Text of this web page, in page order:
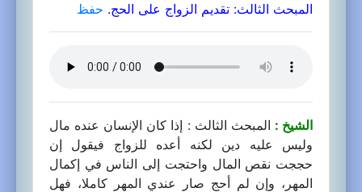
المبحث الثالث: تقديم الزواج على الحج. حفظ
الشيخ : المبحث الثالث : إذا كان الإنسان عنده مال
وليس عليه دين لكنه أعده للزواج فيقول إن
حججت نقص المال واحتجت إلى الناس في إكمال
المهر، وإن لم أحج صار عندي المهر كاملا، فهل